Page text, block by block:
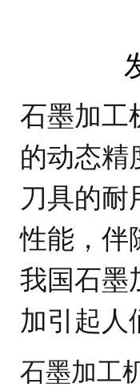
石墨加工
的动态精
刀具的耐
性能，伴
我国石墨
加引起人
石墨加工